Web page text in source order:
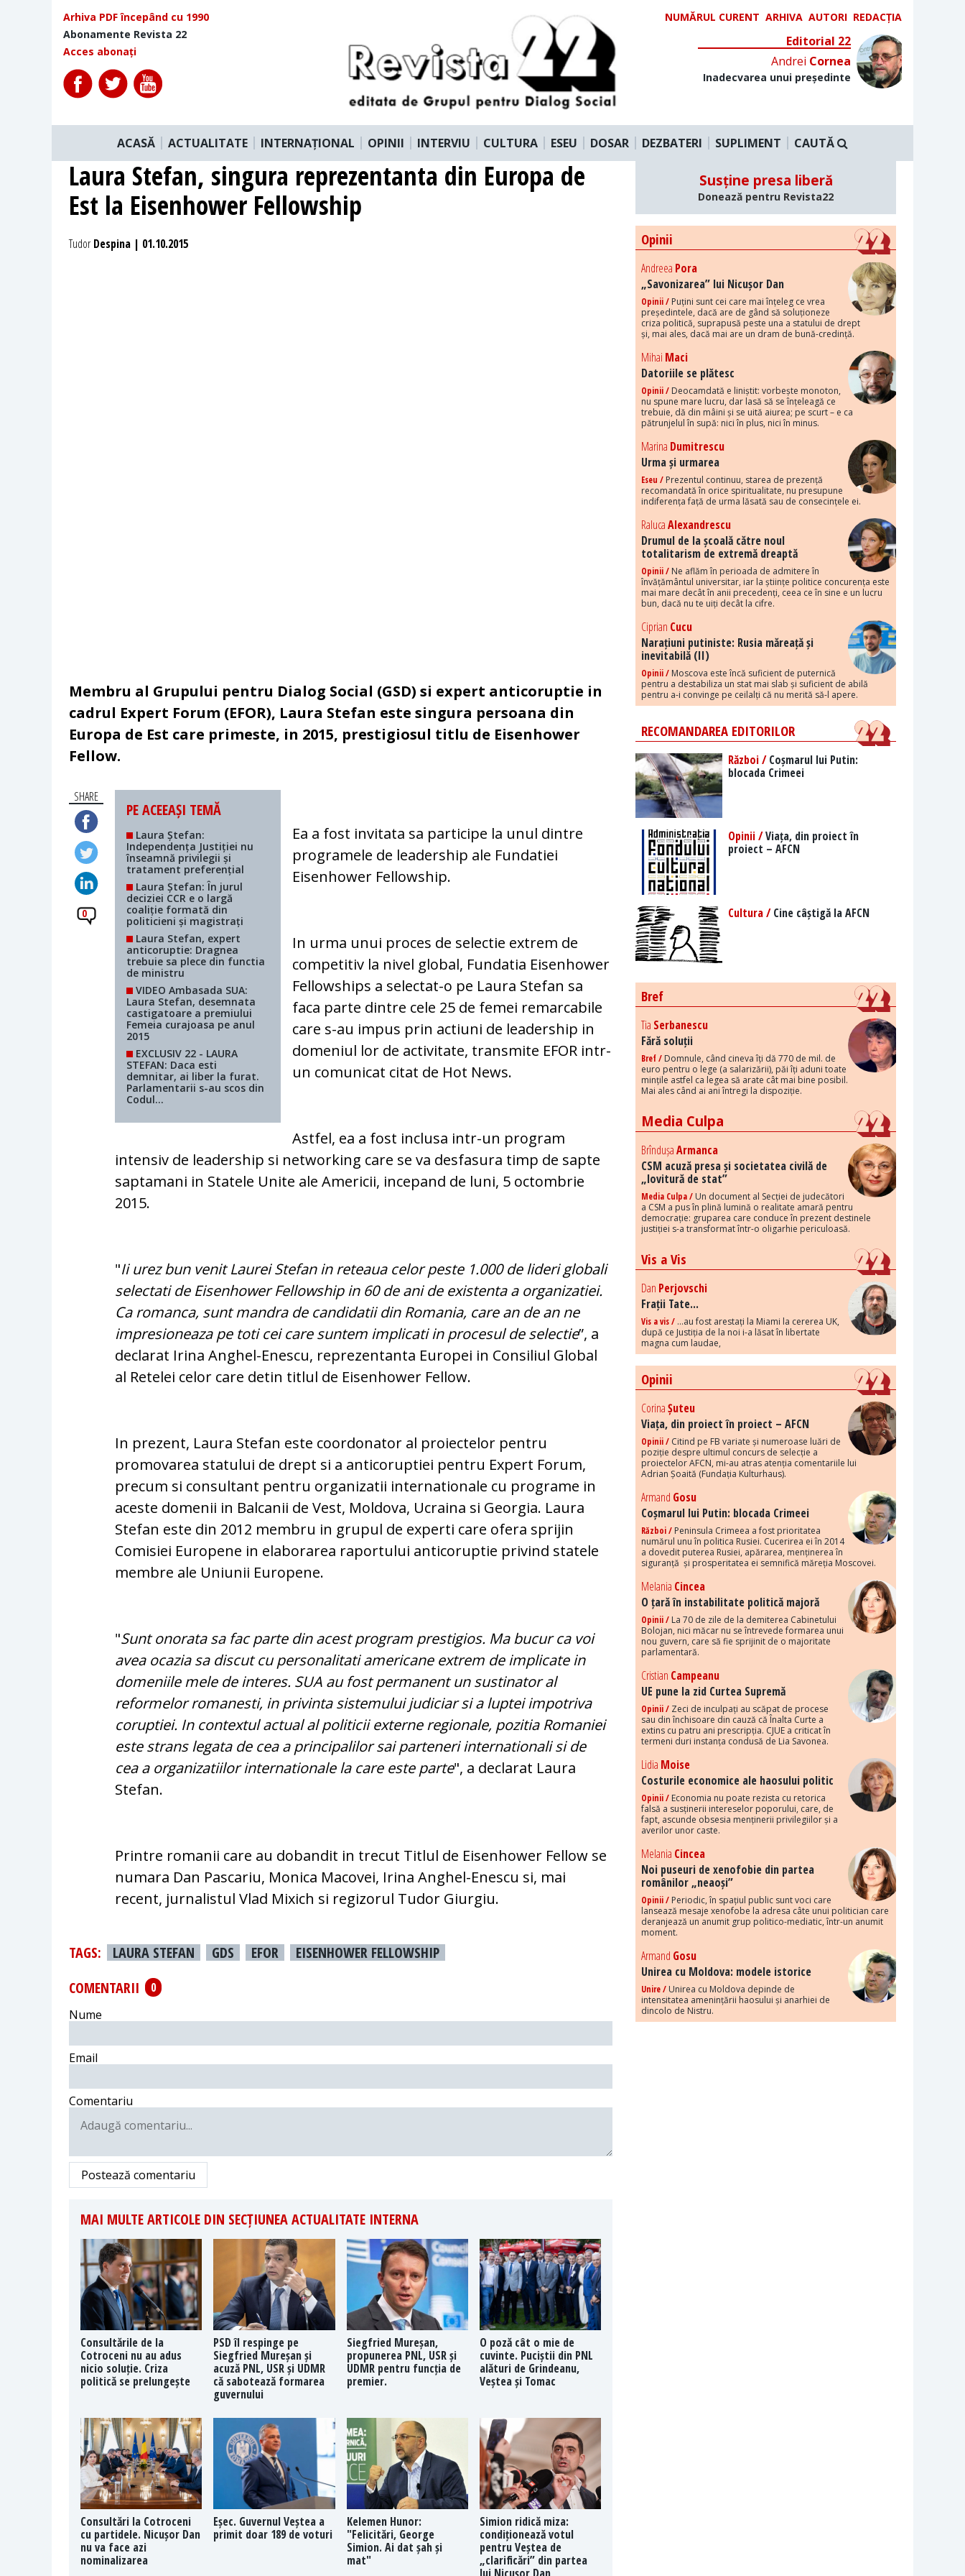
Arhiva PDF începând cu 1990
Abonamente Revista 22
Acces abonați
NUMĂRUL CURENT ARHIVA AUTORI REDACȚIA
Editorial 22
Andrei Cornea
Inadecvarea unui președinte
ACASĂ ACTUALITATE INTERNAȚIONAL OPINII INTERVIU CULTURA ESEU DOSAR DEZBATERI SUPLIMENT CAUTĂ
Laura Stefan, singura reprezentanta din Europa de
Est la Eisenhower Fellowship
TudorDespina | 01.10.2015
Membru al Grupului pentru Dialog Social (GSD) si expert anticoruptie in
cadrul Expert Forum (EFOR), Laura Stefan este singura persoana din
Europa de Est care primeste, in 2015, prestigiosul titlu de Eisenhower
Fellow.
SHARE
0
PE ACEEAȘI TEMĂ
Laura Ștefan:
Independența Justiției nu
înseamnă privilegii și
tratament preferențial
Laura Ștefan: În jurul
deciziei CCR e o largă
coaliție formată din
politicieni și magistrați
Laura Stefan, expert
anticoruptie: Dragnea
trebuie sa plece din functia
de ministru
VIDEO Ambasada SUA:
Laura Stefan, desemnata
castigatoare a premiului
Femeia curajoasa pe anul
2015
EXCLUSIV 22 - LAURA
STEFAN: Daca esti
demnitar, ai liber la furat.
Parlamentarii s-au scos din
Codul...
Ea a fost invitata sa participe la unul dintre
programele de leadership ale Fundatiei
Eisenhower Fellowship.
In urma unui proces de selectie extrem de
competitiv la nivel global, Fundatia Eisenhower
Fellowships a selectat-o pe Laura Stefan sa
faca parte dintre cele 25 de femei remarcabile
care s-au impus prin actiuni de leadership in
domeniul lor de activitate, transmite EFOR intr-
un comunicat citat de Hot News.
Astfel, ea a fost inclusa intr-un program
intensiv de leadership si networking care se va desfasura timp de sapte
saptamani in Statele Unite ale Americii, incepand de luni, 5 octombrie
2015.
"Ii urez bun venit Laurei Stefan in reteaua celor peste 1.000 de lideri globali
selectati de Eisenhower Fellowship in 60 de ani de existenta a organizatiei.
Ca romanca, sunt mandra de candidatii din Romania, care an de an ne
impresioneaza pe toti cei care suntem implicati in procesul de selectie”, a
declarat Irina Anghel-Enescu, reprezentanta Europei in Consiliul Global
al Retelei celor care detin titlul de Eisenhower Fellow.
In prezent, Laura Stefan este coordonator al proiectelor pentru
promovarea statului de drept si a anticoruptiei pentru Expert Forum,
precum si consultant pentru organizatii internationale cu programe in
aceste domenii in Balcanii de Vest, Moldova, Ucraina si Georgia. Laura
Stefan este din 2012 membru in grupul de experti care ofera sprijin
Comisiei Europene in elaborarea raportului anticoruptie privind statele
membre ale Uniunii Europene.
"Sunt onorata sa fac parte din acest program prestigios. Ma bucur ca voi
avea ocazia sa discut cu personalitati americane extrem de implicate in
domeniile mele de interes. SUA au fost permanent un sustinator al
reformelor romanesti, in privinta sistemului judiciar si a luptei impotriva
coruptiei. In contextul actual al politicii externe regionale, pozitia Romaniei
este strans legata de cea a principalilor sai parteneri internationali si de
cea a organizatiilor internationale la care este parte", a declarat Laura
Stefan.
Printre romanii care au dobandit in trecut Titlul de Eisenhower Fellow se
numara Dan Pascariu, Monica Macovei, Irina Anghel-Enescu si, mai
recent, jurnalistul Vlad Mixich si regizorul Tudor Giurgiu.
TAGS: LAURA STEFAN GDS EFOR
EISENHOWER FELLOWSHIP
COMENTARII
0
Nume
Email
Comentariu
Postează comentariu
MAI MULTE ARTICOLE DIN SECȚIUNEA ACTUALITATE INTERNA
Consultările de la
Cotroceni nu au adus
nicio soluție. Criza
politică se prelungește
PSD îl respinge pe
Siegfried Mureșan și
acuză PNL, USR și UDMR
că sabotează formarea
guvernului
Siegfried Mureșan,
propunerea PNL, USR și
UDMR pentru funcția de
premier.
O poză cât o mie de
cuvinte. Puciștii din PNL
alături de Grindeanu,
Veștea și Tomac
Consultări la Cotroceni
cu partidele. Nicușor Dan
nu va face azi
nominalizarea
Eșec. Guvernul Veștea a
primit doar 189 de voturi
Kelemen Hunor:
"Felicitări, George
Simion. Ai dat șah și
mat"
Simion ridică miza:
condiționează votul
pentru Veștea de
„clarificări” din partea
Susține presa liberă
Donează pentru Revista22
Opinii
Andreea Pora
„Savonizarea” lui Nicușor Dan
Opinii / Puțini sunt cei care mai înțeleg ce vrea
președintele, dacă are de gând să soluționeze
criza politică, suprapusă peste una a statului de drept
și, mai ales, dacă mai are un dram de bună-credință.
Mihai Maci
Datoriile se plătesc
Opinii / Deocamdată e liniștit: vorbește monoton,
nu spune mare lucru, dar lasă să se înțeleagă ce
trebuie, dă din mâini și se uită aiurea; pe scurt – e ca
pătrunjelul în supă: nici în plus, nici în minus.
Marina Dumitrescu
Urma și urmarea
Eseu / Prezentul continuu, starea de prezență
recomandată în orice spiritualitate, nu presupune
indiferența față de urma lăsată sau de consecințele ei.
RalucaAlexandrescu
Drumul de la școală către noul
totalitarism de extremă dreaptă
Opinii / Ne aflăm în perioada de admitere în
învățământul universitar, iar la științe politice concurența este
mai mare decât în anii precedenți, ceea ce în sine e un lucru
bun, dacă nu te uiți decât la cifre.
Ciprian Cucu
Narațiuni putiniste: Rusia măreață și
inevitabilă (II)
Opinii / Moscova este încă suficient de puternică
pentru a destabiliza un stat mai slab și suficient de abilă
pentru a-i convinge pe ceilalți că nu merită să-l apere.
RECOMANDAREA EDITORILOR
Război /Coșmarul lui Putin:
blocada Crimeei
Opinii /Viața, din proiect în
proiect – AFCN
Cultura /Cine câștigă la AFCN
Bref
Tia Serbanescu
Fără soluții
Bref / Domnule, când cineva îți dă 770 de mil. de
euro pentru o lege (a salarizării), păi îți aduni toate
mințile astfel ca legea să arate cât mai bine posibil.
Mai ales când ai ani întregi la dispoziție.
Media Culpa
BrîndușaArmanca
CSM acuză presa și societatea civilă de
„lovitură de stat”
Media Culpa / Un document al Secției de judecători
a CSM a pus în plină lumină o realitate amară pentru
democrație: gruparea care conduce în prezent destinele
justiției s-a transformat într-o oligarhie periculoasă.
Vis a Vis
Dan Perjovschi
Frații Tate...
Vis a vis / ...au fost arestați la Miami la cererea UK,
după ce Justiția de la noi i-a lăsat în libertate
magna cum laudae,
Opinii
CorinaȘuteu
Viața, din proiect în proiect – AFCN
Opinii / Citind pe FB variate și numeroase luări de
poziție despre ultimul concurs de selecție a
proiectelor AFCN, mi-au atras atenția comentariile lui
Adrian Șoaită (Fundația Kulturhaus).
Armand Gosu
Coșmarul lui Putin: blocada Crimeei
Război / Peninsula Crimeea a fost prioritatea
numărul unu în politica Rusiei. Cucerirea ei în 2014
a dovedit puterea Rusiei, apărarea, menținerea în
siguranță și prosperitatea ei semnifică măreția Moscovei.
Melania Cincea
O țară în instabilitate politică majoră
Opinii / La 70 de zile de la demiterea Cabinetului
Bolojan, nici măcar nu se întrevede formarea unui
nou guvern, care să fie sprijinit de o majoritate
parlamentară.
Cristian Campeanu
UE pune la zid Curtea Supremă
Opinii / Zeci de inculpați au scăpat de procese
sau din închisoare din cauză că Înalta Curte a
extins cu patru ani prescripția. CJUE a criticat în
termeni duri instanța condusă de Lia Savonea.
Lidia Moise
Costurile economice ale haosului politic
Opinii / Economia nu poate rezista cu retorica
falsă a susținerii intereselor poporului, care, de
fapt, ascunde obsesia menținerii privilegiilor și a
averilor unor caste.
Melania Cincea
Noi puseuri de xenofobie din partea
românilor „neaoși”
Opinii / Periodic, în spațiul public sunt voci care
lansează mesaje xenofobe la adresa câte unui politician care
deranjează un anumit grup politico-mediatic, într-un anumit
moment.
Armand Gosu
Unirea cu Moldova: modele istorice
Unire / Unirea cu Moldova depinde de
intensitatea amenințării haosului și anarhiei de
dincolo de Nistru.